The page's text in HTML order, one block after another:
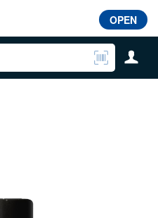
OPEN